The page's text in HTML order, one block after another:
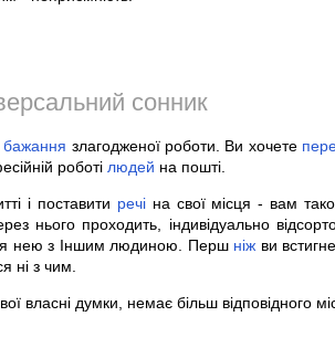
сонник
бажання злагодженої роботи. Ви хочете
роботі людей на пошті.
і поставити речіна свої місця - вам
нього проходить, індивідуально
нею з Іншим людиною. Перш ніж ви
ні з чим.
власні думки, немає більш відповідного